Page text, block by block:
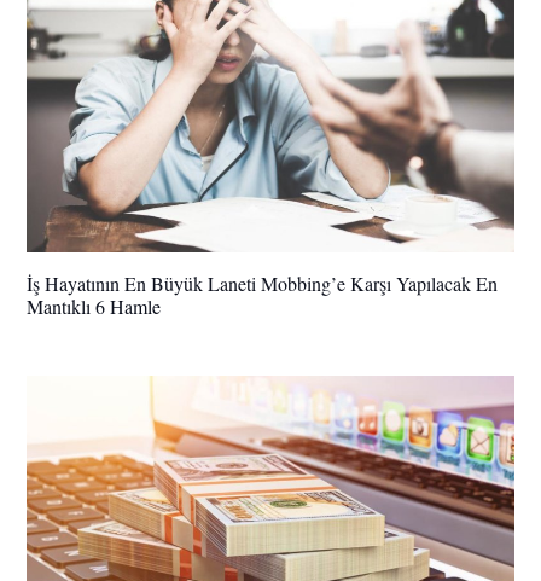
İş Hayatının En Büyük Laneti Mobbing’e Karşı Yapılacak En
Mantıklı 6 Hamle